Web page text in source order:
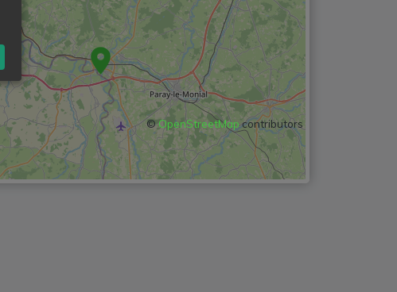
©OpenStreetMapcontributors